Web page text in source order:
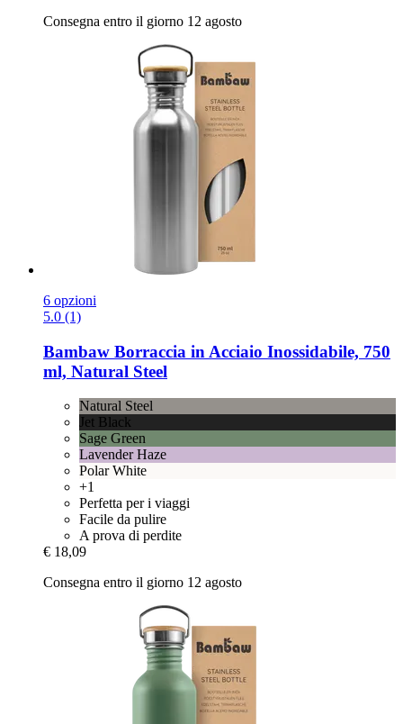
Consegna entro il giorno 12 agosto
6 opzioni
5.0 (1)
Bambaw Borraccia in Acciaio Inossidabile, 750
ml, Natural Steel
Natural Steel
Jet Black
Sage Green
Lavender Haze
Polar White
+1
Perfetta per i viaggi
Facile da pulire
A prova di perdite
€ 18,09
Consegna entro il giorno 12 agosto